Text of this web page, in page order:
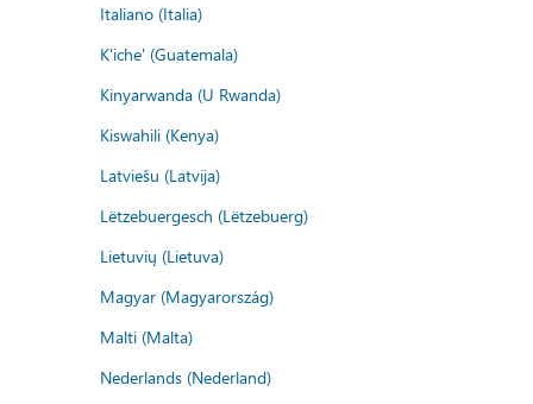
Italiano (Italia)
K'iche' (Guatemala)
Kinyarwanda (U Rwanda)
Kiswahili (Kenya)
Latviešu (Latvija)
Lëtzebuergesch (Lëtzebuerg)
Lietuvių (Lietuva)
Magyar (Magyarország)
Malti (Malta)
Nederlands (Nederland)